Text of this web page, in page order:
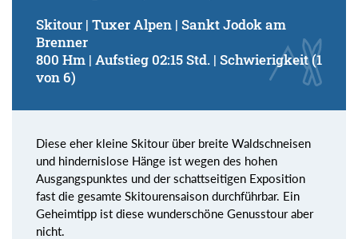
Skitour | Tuxer Alpen | Sankt Jodok am
Brenner
800 Hm | Aufstieg 02:15 Std. | Schwierigkeit (1
von 6)
Diese eher kleine Skitour über breite Waldschneisen
und hindernislose Hänge ist wegen des hohen
Ausgangspunktes und der schattseitigen Exposition
fast die gesamte Skitourensaison durchführbar. Ein
Geheimtipp ist diese wunderschöne Genusstour aber
nicht.